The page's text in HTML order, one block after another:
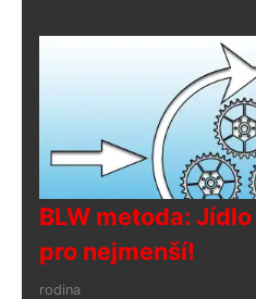
BLW metoda:
pro nejmenší!
rodina